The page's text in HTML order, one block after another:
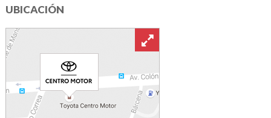
UBICACIÓN